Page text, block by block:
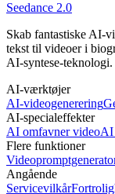
Seedance 2.0
Skab fantastiske AI-
tekst til videoer i
AI-syntese-teknologi.
AI-værktøjer
AI-videogenerering
AI-specialeffekter
AI omfavner videoAI
Flere funktioner
Angående
Servicevilkår